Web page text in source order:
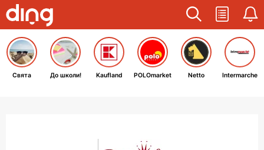
Свята До школи! Kaufland POLOmarket Netto Intermarche